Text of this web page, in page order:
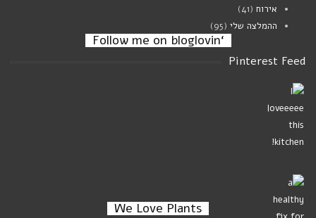
‘Follow me on bloglovin
We Love Plants
אירוח (41)
ההמלצה שלי (95)
Pinterest Feed